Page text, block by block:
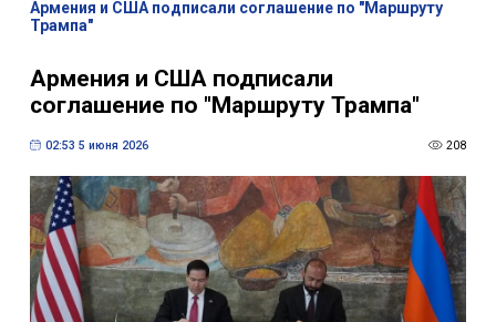
Армения и США подписали соглашение по "Маршруту
Трампа"
Армения и США подписали
соглашение по "Маршруту Трампа"
02:53 5 июня 2026 208